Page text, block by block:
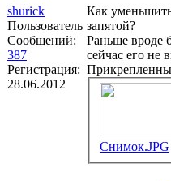
shurick
Пользователь
Сообщений:
387
Регистрация:
28.06.2012
Как
запятой?
Раньше вроде
сейчас его не
Снимок.JPG